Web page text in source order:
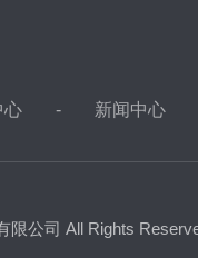
心 新闻中心
限公司 All Rights